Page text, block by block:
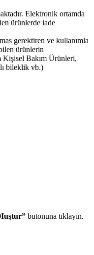
Elektronik ortamda
ürünlerde iade
gerektiren ve kullanımla
ürünlerin
Kişisel Bakım Ürünleri,
bileklik vb.)
butonuna tıklayın.